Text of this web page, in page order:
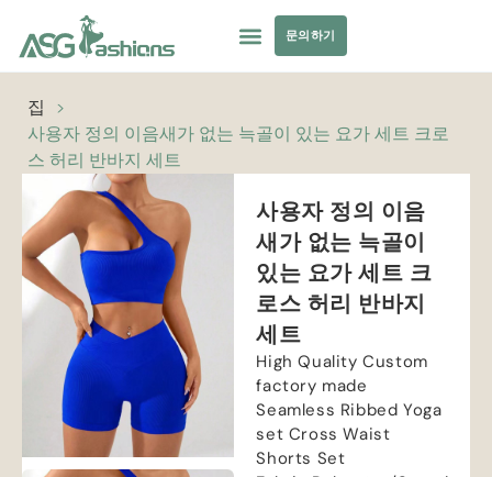
문의하기
집
>
사용자 정의 이음새가 없는 늑골이 있는 요가 세트 크로
스 허리 반바지 세트
사용자 정의 이음
새가 없는 늑골이
있는 요가 세트 크
로스 허리 반바지
세트
High Quality Custom
factory made
Seamless Ribbed Yoga
set Cross Waist
Shorts Set